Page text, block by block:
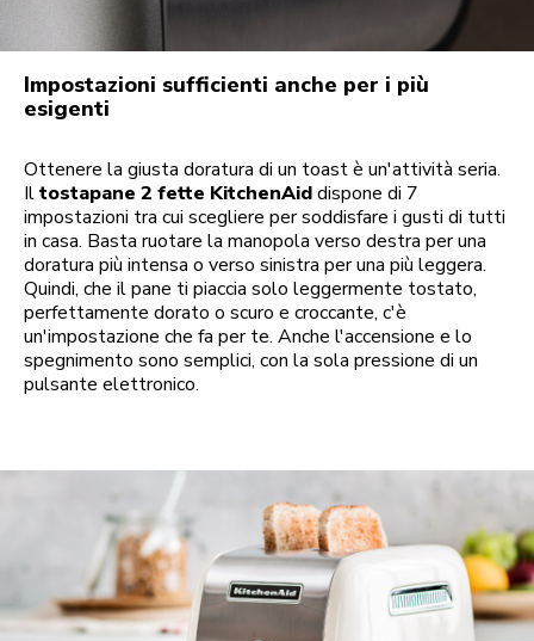
Impostazioni sufficienti anche per i più
esigenti
Ottenere la giusta doratura di un toast è un'attività seria.
Iltostapane 2 fette KitchenAiddispone di 7
impostazioni tra cui scegliere per soddisfare i gusti di tutti
in casa. Basta ruotare la manopola verso destra per una
doratura più intensa o verso sinistra per una più leggera.
Quindi, che il pane ti piaccia solo leggermente tostato,
perfettamente dorato o scuro e croccante, c'è
un'impostazione che fa per te. Anche l'accensione e lo
spegnimento sono semplici, con la sola pressione di un
pulsante elettronico.